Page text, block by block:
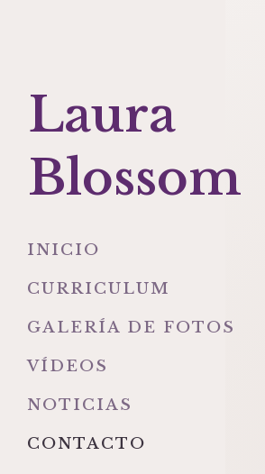
Laura
Blossom
INICIO
CURRICULUM
GALERÍA DE FOTOS
VÍDEOS
NOTICIAS
CONTACTO